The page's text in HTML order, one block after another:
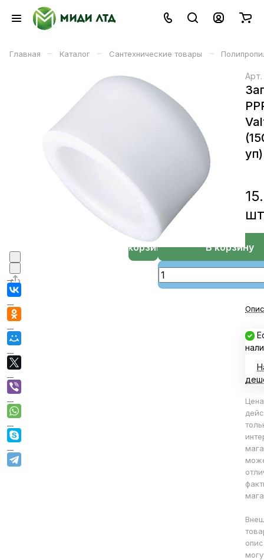
Главная – Каталог – Сантехнические товары –
Арт.
уп)
шт
В корзину
В корзине
Цена